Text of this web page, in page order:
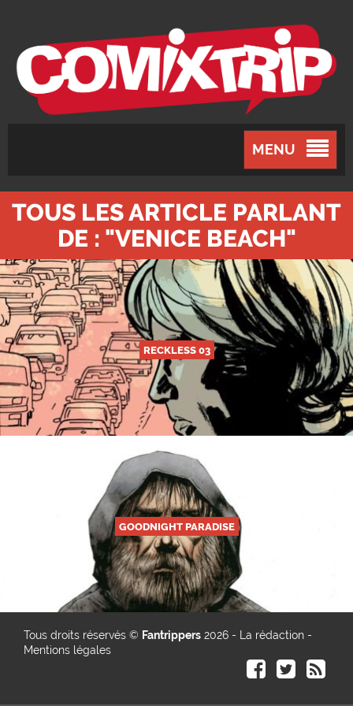
MENU
TOUS LES ARTICLE PARLANT
DE : "VENICE BEACH"
RECKLESS 03
GOODNIGHT PARADISE
Tous droits réservés © Fantrippers 2026 - La rédaction -
Mentions légales